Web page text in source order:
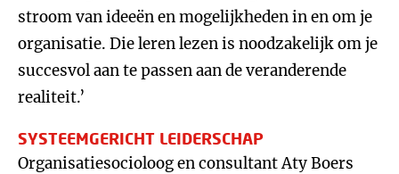
stroom van ideeën en mogelijkheden in en om je
organisatie. Die leren lezen is noodzakelijk om je
succesvol aan te passen aan de veranderende
realiteit.’
SYSTEEMGERICHT LEIDERSCHAP
Organisatiesocioloog en consultant Aty Boers